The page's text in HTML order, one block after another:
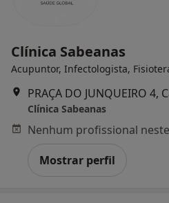
Clínica Sabeanas
Acupuntor, Infectologista,
PRAÇA DO JUNQUEIRO 4,
Clínica Sabeanas
Mostrar perfil